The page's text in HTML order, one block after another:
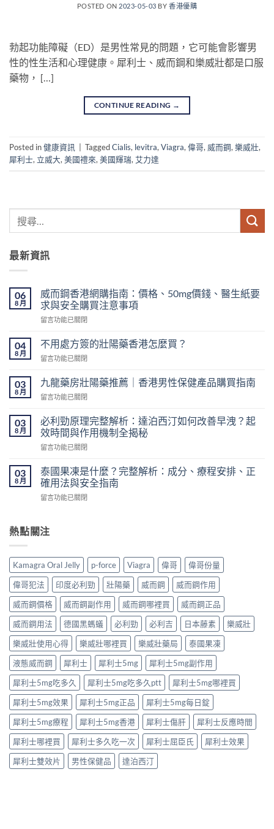
POSTED ON 2023-05-03 BY香港優購
勃起功能障礙（ED）是男性常見的問題，它可能會影響男
性的性生活和心理健康。犀利士、威而鋼和樂威壯都是口服
藥物， […]
CONTINUE READING →
Posted in健康資訊 TaggedCialis, levitra,Viagra,偉哥, 威而鋼,樂威壯,
犀利士, 立威大,美國禮來,美國輝瑞,艾力達
最新資訊
06
8 月
威而鋼香港網購指南：價格、50mg價錢、醫生紙要
求與安全購買注意事項
在
而
鋼
香
網
購
指
價
格、
50mg
錢、
醫
生
紙
與
安
購
買
注
意
事
項〉
中
留言功能已關閉
04
8 月
不用處方簽的壯陽藥香港怎麼買？
在
用
處
方
的
壯
藥
港
怎
麼
買？〉
留言功能已關閉
03
8 月
九龍藥房壯陽藥推薦｜香港男性保健產品購買指南
在
龍
藥
房
壯
藥
推
薦
｜
男
健
產
品
購
買
指
南〉
中
留言功能已關閉
03
8 月
必利勁原理完整解析：達泊西汀如何改善早洩？起
效時間與作用機制全揭秘
在
利
勁
原
理
解
西
汀
如
何
改
善
早
洩？
起
效
時
間
與
作
用
機
制
全
揭
秘〉
留言功能已關閉
03
8 月
泰國果凍是什麼？完整解析：成分、療程安排、正
確用法與安全指南
在
果
凍
什
麼？
完
整
解
析：
成
分、
療
程
安
排、
正
確
用
法
與
安
全
指
南〉
留言功能已關閉
熱點關注
Kamagra Oral Jelly p-force Viagra 偉哥
偉哥份量
偉哥犯法
印度必利勁 壯陽藥 威而鋼
威而鋼作用
威而鋼價格
威而鋼副作用 威而鋼哪裡買
威而鋼正品
威而鋼用法
德國黑螞蟻 必利勁 必利吉 日本藤素
樂威壯
樂威壯使用心得
樂威壯哪裡買 樂威壯藥局
泰國果凍
液態威而鋼
犀利士 犀利士5mg
犀利士5mg副作用
犀利士5mg吃多久
犀利士5mg吃多久ptt
犀利士5mg哪裡買
犀利士5mg效果
犀利士5mg正品
犀利士5mg每日錠
犀利士5mg療程
犀利士5mg香港 犀利士傷肝
犀利士反應時間
犀利士哪裡買
犀利士多久吃一次 犀利士屈臣氏
犀利士效果
犀利士雙效片
男性保健品 達泊西汀